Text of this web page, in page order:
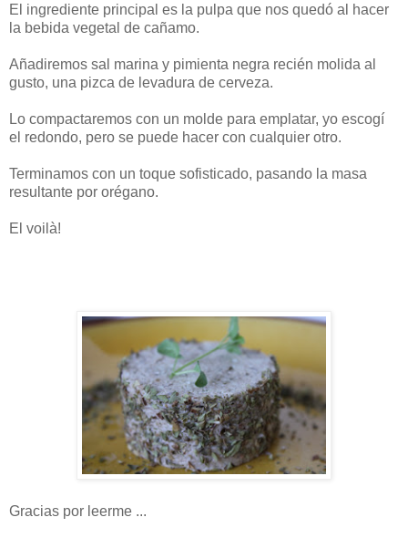
El ingrediente principal es la pulpa que nos quedó al hacer
la bebida vegetal de cañamo.
Añadiremos sal marina y pimienta negra recién molida al
gusto, una pizca de levadura de cerveza.
Lo compactaremos con un molde para emplatar, yo escogí
el redondo, pero se puede hacer con cualquier otro.
Terminamos con un toque sofisticado, pasando la masa
resultante por orégano.
El voilà!
Gracias por leerme ...